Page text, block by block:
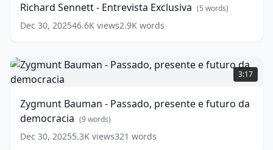
Exclusiva (5
words)
Richard Sennett - Entrevista Exclusiva (5 words)
Dec 30, 202546.6K views2.9K words
Zygmunt
Bauman
-
presente
e
futuro
da
3:17
Zygmunt Bauman - Passado, presente e futuro da
democracia (9words)
Dec 30, 20255.3K views321 words